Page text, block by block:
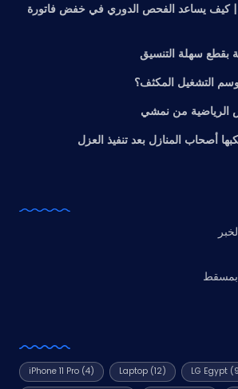
| كيف يساعد الفحص الدوري في خفض فاتورة
بقطع سهلة التنسيق
التشغيل المكثف؟
الرياضية من نمشي
أصحاب المنازل بعد تنفيذ العزل
iPhone 11 Pro (4) Laptop(12) LG Egypt